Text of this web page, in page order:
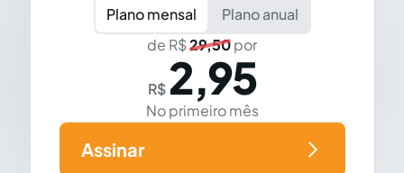
Plano mensal
Plano anual
de R$29,50por
R$ 2,95
No primeiro mês
Assinar